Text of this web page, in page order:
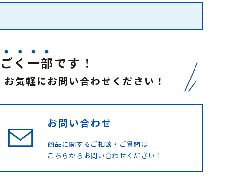
ごく一部です！
お気軽にお問い合わせください！
お問い合わせ
商品に関するご相談・ご質問は
こちらからお問い合わせください！